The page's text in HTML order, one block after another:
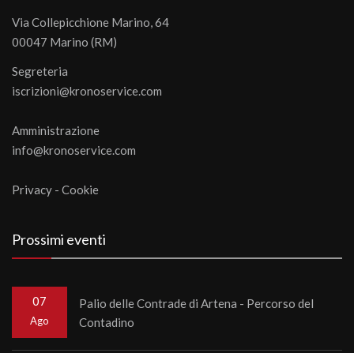
Via Collepicchione Marino, 64
00047 Marino (RM)
Segreteria
iscrizioni@kronoservice.com
Amministrazione
info@kronoservice.com
Privacy - Cookie
Prossimi eventi
07
Ago
Palio delle Contrade di Artena - Percorso del
Contadino